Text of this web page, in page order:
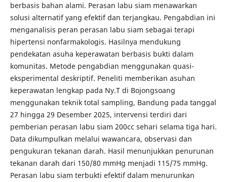
berbasis bahan alami. Perasan labu siam menawarkan
solusi alternatif yang efektif dan terjangkau. Pengabdian ini
menganalisis peran perasan labu siam sebagai terapi
hipertensi nonfarmakologis. Hasilnya mendukung
pendekatan asuha keperawatan berbasis bukti dalam
komunitas. Metode pengabdian menggunakan quasi-
eksperimental deskriptif. Peneliti memberikan asuhan
keperawatan lengkap pada Ny.T di Bojongsoang
menggunakan teknik total sampling, Bandung pada tanggal
27 hingga 29 Desember 2025, intervensi terdiri dari
pemberian perasan labu siam 200cc sehari selama tiga hari.
Data dikumpulkan melalui wawancara, observasi dan
pengukuran tekanan darah. Hasil menunjukkan penurunan
tekanan darah dari 150/80 mmHg menjadi 115/75 mmHg.
Perasan labu siam terbukti efektif dalam menurunkan